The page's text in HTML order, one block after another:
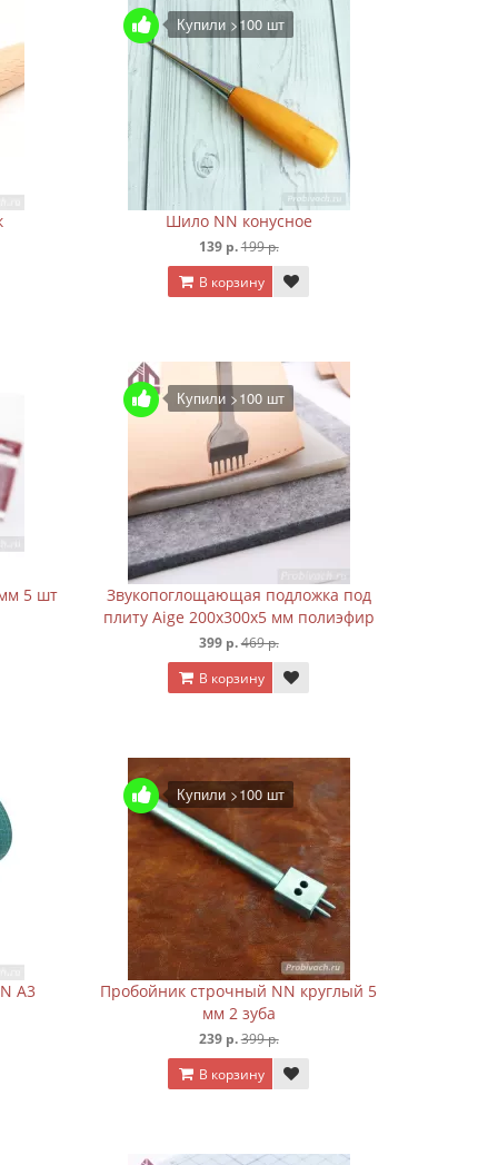
Купили >100 шт
Шило NN конусное
139 р.199 р.
В корзину
5 шт
Купили >100 шт
Звукопоглощающая подложка под
плиту Aige 200х300х5 мм полиэфир
399 р.469 р.
В корзину
А3
Купили >100 шт
Пробойник строчный NN круглый 5
мм 2 зуба
239 р.399 р.
В корзину